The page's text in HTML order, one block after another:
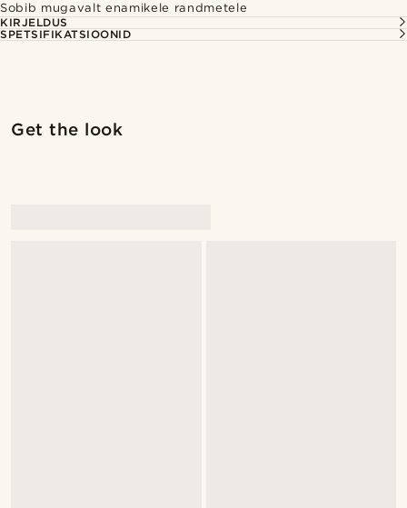
Sobib mugavalt enamikele randmetele
KIRJELDUS
SPETSIFIKATSIOONID
Get the look